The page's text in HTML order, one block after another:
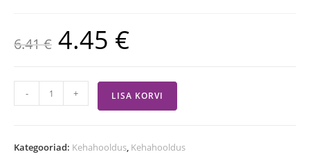
6.41€ 4.45 €
- + LISA KORVI
Kategooriad: Kehahooldus, Kehahooldus